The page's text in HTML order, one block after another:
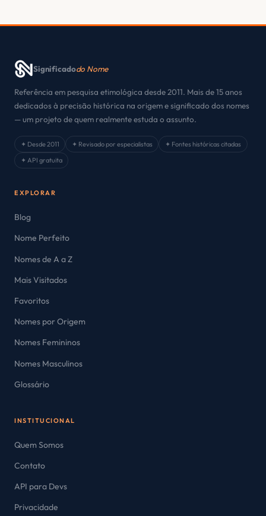
Significadodo Nome
Referência em pesquisa etimológica desde 2011. Mais de 15 anos
dedicados à precisão histórica na origem e significado dos nomes
— um projeto de quem realmente estuda o assunto.
✦ Desde 2011 ✦ Revisado por especialistas
✦ Fontes históricas citadas
✦ API gratuita
EXPLORAR
Blog
Nome Perfeito
Nomes de A a Z
Mais Visitados
Favoritos
Nomes por Origem
Nomes Femininos
Nomes Masculinos
Glossário
INSTITUCIONAL
Quem Somos
Contato
API para Devs
Privacidade